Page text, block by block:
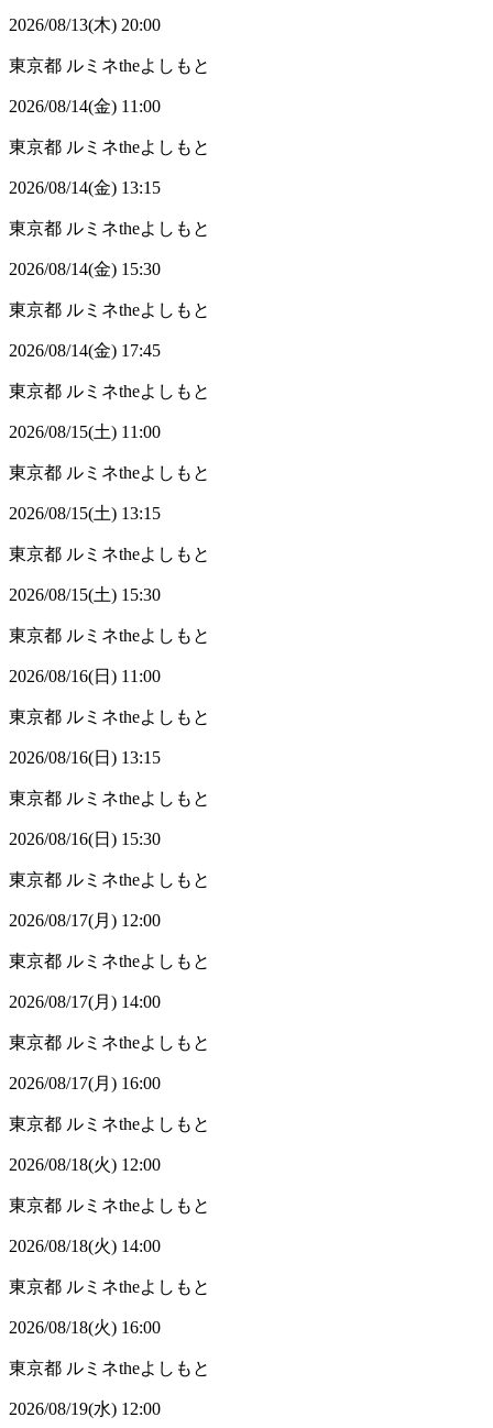
2026/08/13(木) 20:00
東京都 ルミネtheよしもと
2026/08/14(金) 11:00
東京都 ルミネtheよしもと
2026/08/14(金) 13:15
東京都 ルミネtheよしもと
2026/08/14(金) 15:30
東京都 ルミネtheよしもと
2026/08/14(金) 17:45
東京都 ルミネtheよしもと
2026/08/15(土) 11:00
東京都 ルミネtheよしもと
2026/08/15(土) 13:15
東京都 ルミネtheよしもと
2026/08/15(土) 15:30
東京都 ルミネtheよしもと
2026/08/16(日) 11:00
東京都 ルミネtheよしもと
2026/08/16(日) 13:15
東京都 ルミネtheよしもと
2026/08/16(日) 15:30
東京都 ルミネtheよしもと
2026/08/17(月) 12:00
東京都 ルミネtheよしもと
2026/08/17(月) 14:00
東京都 ルミネtheよしもと
2026/08/17(月) 16:00
東京都 ルミネtheよしもと
2026/08/18(火) 12:00
東京都 ルミネtheよしもと
2026/08/18(火) 14:00
東京都 ルミネtheよしもと
2026/08/18(火) 16:00
東京都 ルミネtheよしもと
2026/08/19(水) 12:00